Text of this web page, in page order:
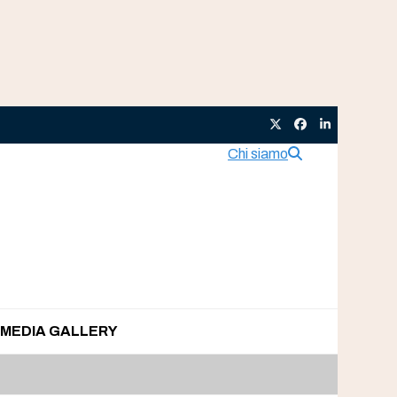
TwitterFacebook
LinkedIn
Chi siamo
MEDIA GALLERY